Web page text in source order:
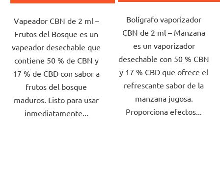
5,0
sobre
5
estrellas.
Vapeador CBN de 2 ml –
Frutos del Bosque es un
vapeador desechable que
contiene 50 % de CBN y
17 % de CBD con sabor a
frutos del bosque
maduros. Listo para usar
inmediatamente...
5,0
sobre
5
estrellas.
Bolígrafo vaporizador
CBN de 2 ml – Manzana
es un vaporizador
desechable con 50 % CBN
y 17 % CBD que ofrece el
refrescante sabor de la
manzana jugosa.
Proporciona efectos...